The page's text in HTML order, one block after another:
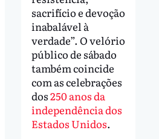
sacrifício e devoção
inabalável à
verdade”. O velório
público de sábado
também coincide
com as celebrações
dos250 anos da
independência dos
Estados Unidos.